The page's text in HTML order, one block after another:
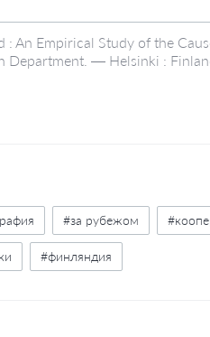
An Empirical Study of the
Department. — Helsinki :
#за рубежом
#финляндия